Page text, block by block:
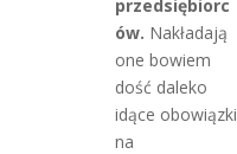
przedsiębiorc
ów. Nakładają
one bowiem
dość daleko
idące obowiązki
na